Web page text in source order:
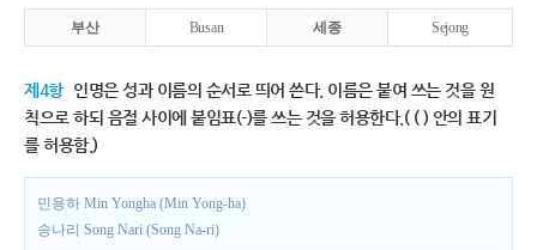
부산 Busan 세종 Sejong
제4항 인명은 성과 이름의 순서로 띄어 쓴다. 이름은 붙여 쓰는 것을 원
칙으로 하되 음절 사이에 붙임표(-)를 쓰는 것을 허용한다.( ( ) 안의 표기
를 허용함.)
민용하 Min Yongha (Min Yong-ha)
송나리 Song Nari (Song Na-ri)